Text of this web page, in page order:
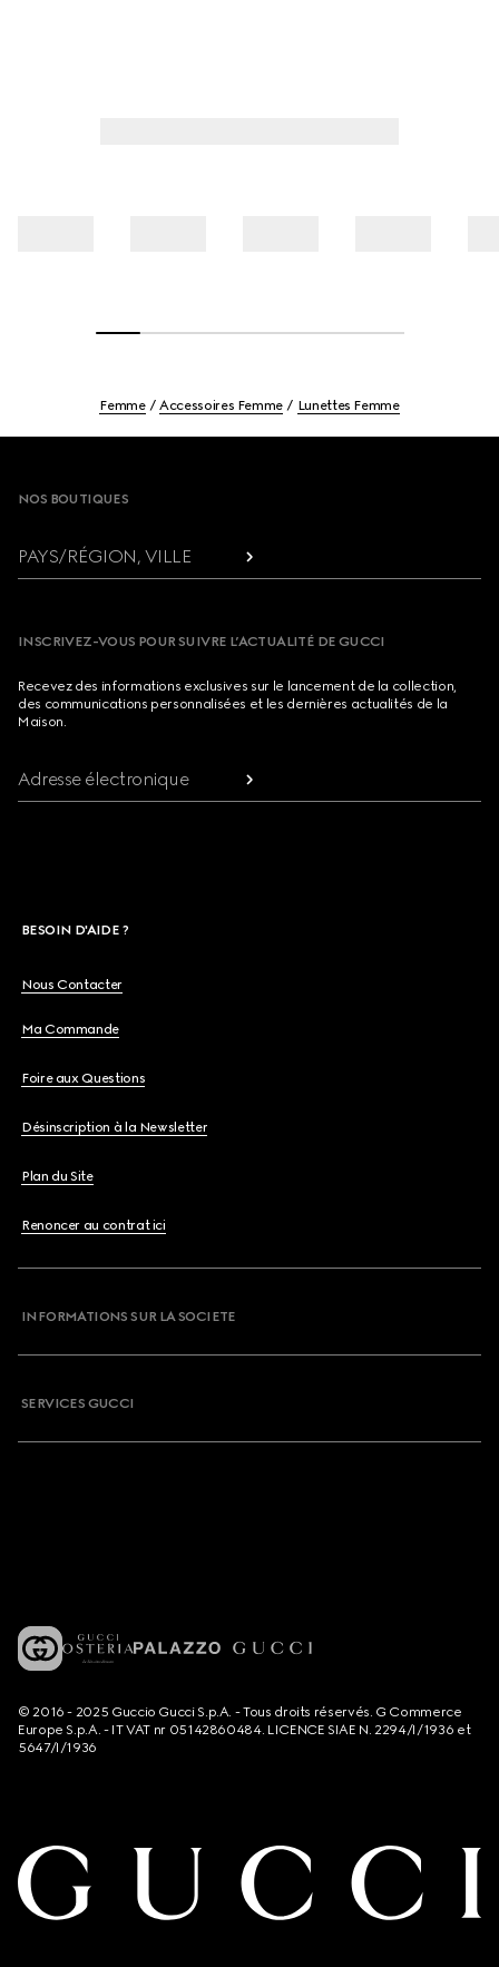
Femme Accessoires Femme Lunettes Femme
NOS BOUTIQUES
PAYS/RÉGION, VILLE
INSCRIVEZ-VOUS POUR SUIVRE L’ACTUALITÉ DE GUCCI
Recevez des informations exclusives sur le lancement de la collection,
des communications personnalisées et les dernières actualités de la
Maison.
Adresse électronique
BESOIN D'AIDE ?
Nous Contacter
Ma Commande
Foire aux Questions
Désinscription à la Newsletter
Plan du Site
Renoncer au contrat ici
INFORMATIONS SUR LA SOCIETE
SERVICES GUCCI
© 2016 - 2025 Guccio Gucci S.p.A. - Tous droits réservés. G Commerce
Europe S.p.A. - IT VAT nr 05142860484. LICENCE SIAE N. 2294/I/1936 et
5647/I/1936